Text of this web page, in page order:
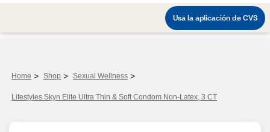
Home > Shop > Sexual Wellness >
Lifestyles Skyn Elite Ultra Thin & Soft Condom Non-Latex, 3 CT